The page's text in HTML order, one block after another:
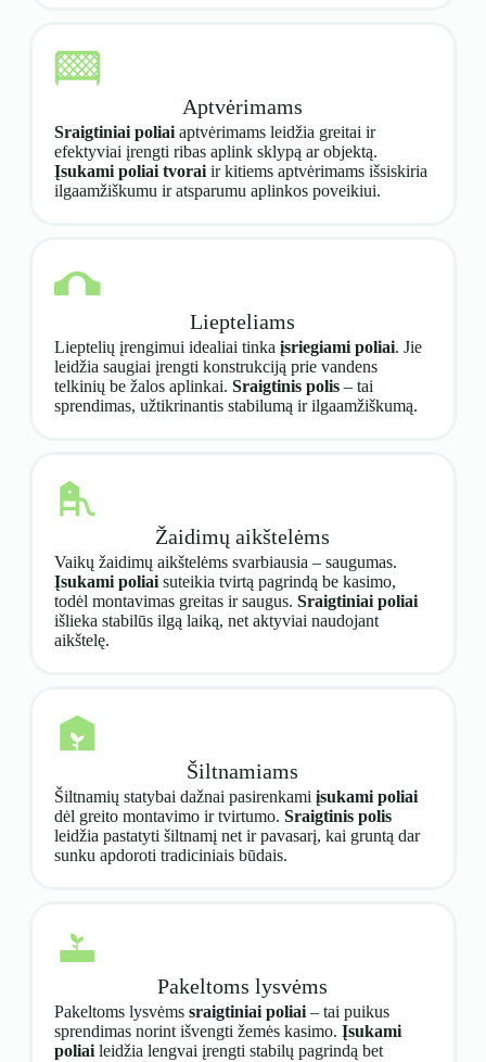
Aptvėrimams
Sraigtiniai poliaiaptvėrimams leidžia greitai ir
efektyviai įrengti ribas aplink sklypą ar objektą.
Įsukami poliai tvoraiir kitiems aptvėrimams išsiskiria
ilgaamžiškumu ir atsparumu aplinkos poveikiui.
Liepteliams
Lieptelių įrengimui idealiai tinka įsriegiami poliai. Jie
leidžia saugiai įrengti konstrukciją prie vandens
telkinių be žalos aplinkai. Sraigtinis polis– tai
sprendimas, užtikrinantis stabilumą ir ilgaamžiškumą.
Žaidimų aikštelėms
Vaikų žaidimų aikštelėms svarbiausia – saugumas.
Įsukami poliaisuteikia tvirtą pagrindą be kasimo,
todėl montavimas greitas ir saugus. Sraigtiniai poliai
išlieka stabilūs ilgą laiką, net aktyviai naudojant
aikštelę.
Šiltnamiams
Šiltnamių statybai dažnai pasirenkami įsukami poliai
dėl greito montavimo ir tvirtumo. Sraigtinis polis
leidžia pastatyti šiltnamį net ir pavasarį, kai gruntą dar
sunku apdoroti tradiciniais būdais.
Pakeltoms lysvėms
Pakeltoms lysvėms sraigtiniai poliai– tai puikus
sprendimas norint išvengti žemės kasimo. Įsukami
poliaileidžia lengvai įrengti stabilų pagrindą bet